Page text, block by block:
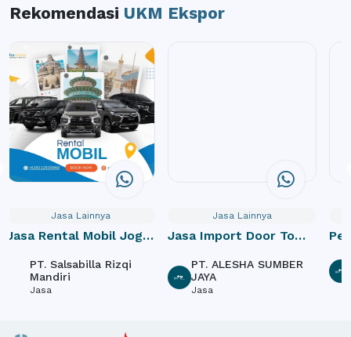
Rekomendasi UKM Ekspor
Jasa Lainnya
Jasa Rental Mobil Jogja
PT. Salsabilla Rizqi
Mandiri
Jasa
Jasa Lainnya
Jasa Import Door To
PT. ALESHA SUMBER
JAYA
Jasa